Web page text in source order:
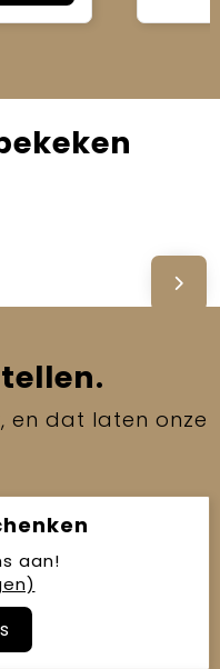
en dat laten onze
aan!